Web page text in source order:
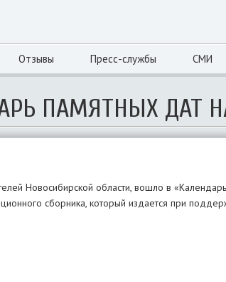
Отзывы Пресс-службы СМИ
ПАМЯТНЫХ ДАТ
Новосибирской области, вошло в
сборника, который издается при